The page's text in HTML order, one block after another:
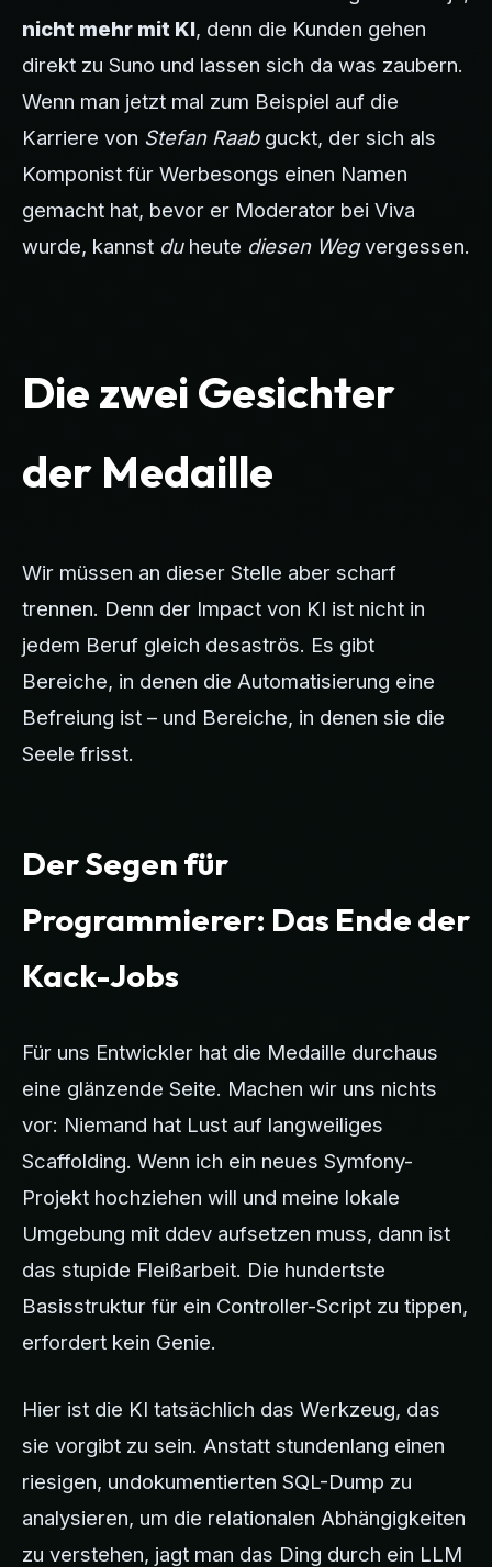
nicht mehr mit KI, denn die Kunden gehen
direkt zu Suno und lassen sich da was zaubern.
Wenn man jetzt mal zum Beispiel auf die
Karriere von Stefan Raabguckt, der sich als
Komponist für Werbesongs einen Namen
gemacht hat, bevor er Moderator bei Viva
wurde, kannst duheute diesen Wegvergessen.
Die zwei Gesichter
der Medaille
Wir müssen an dieser Stelle aber scharf
trennen. Denn der Impact von KI ist nicht in
jedem Beruf gleich desaströs. Es gibt
Bereiche, in denen die Automatisierung eine
Befreiung ist – und Bereiche, in denen sie die
Seele frisst.
Der Segen für
Programmierer: Das Ende der
Kack-Jobs
Für uns Entwickler hat die Medaille durchaus
eine glänzende Seite. Machen wir uns nichts
vor: Niemand hat Lust auf langweiliges
Scaffolding. Wenn ich ein neues Symfony-
Projekt hochziehen will und meine lokale
Umgebung mit ddev aufsetzen muss, dann ist
das stupide Fleißarbeit. Die hundertste
Basisstruktur für ein Controller-Script zu tippen,
erfordert kein Genie.
Hier ist die KI tatsächlich das Werkzeug, das
sie vorgibt zu sein. Anstatt stundenlang einen
riesigen, undokumentierten SQL-Dump zu
analysieren, um die relationalen Abhängigkeiten
zu verstehen, jagt man das Ding durch ein LLM